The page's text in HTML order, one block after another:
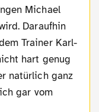
Michael
Daraufhin
Trainer Karl-
hart genug
natürlich ganz
gar vom